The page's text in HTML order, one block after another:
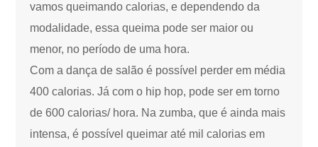
vamos queimando calorias, e dependendo da
modalidade, essa queima pode ser maior ou
menor, no período de uma hora.
Com a dança de salão é possível perder em média
400 calorias. Já com o hip hop, pode ser em torno
de 600 calorias/ hora. Na zumba, que é ainda mais
intensa, é possível queimar até mil calorias em